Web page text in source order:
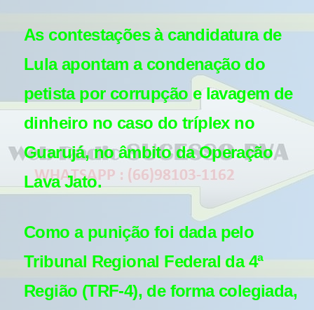
As contestações à candidatura de
Lula apontam a condenação do
petista por corrupção e lavagem de
dinheiro no caso do tríplex no
Guarujá, no âmbito da Operação
Lava Jato.
Como a punição foi dada pelo
Tribunal Regional Federal da 4ª
Região (TRF-4), de forma colegiada,